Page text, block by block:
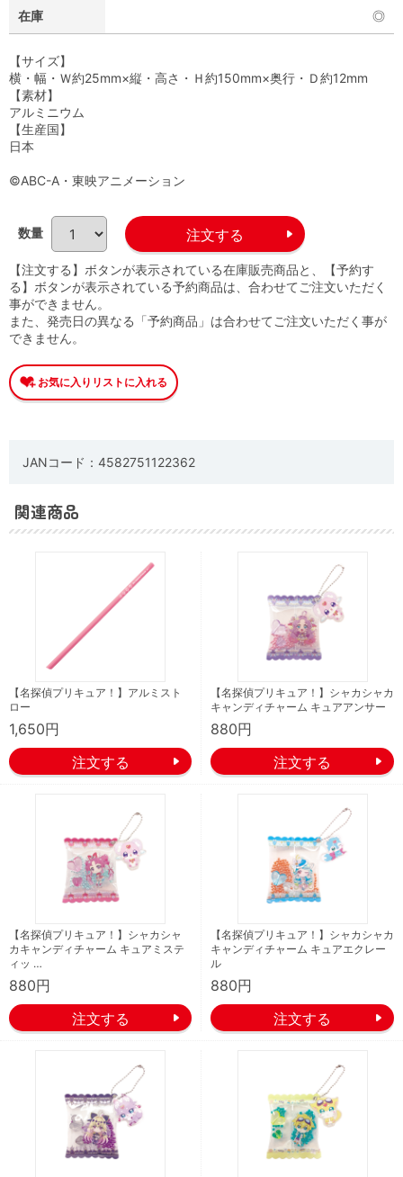
在庫 ◎
【サイズ】
横・幅・Ｗ約25mm×縦・高さ・Ｈ約150mm×奥行・Ｄ約12mm
【素材】
アルミニウム
【生産国】
日本
©ABC-A・東映アニメーション
数量
【注文する】ボタンが表示されている在庫販売商品と、【予約す
る】ボタンが表示されている予約商品は、合わせてご注文いただく
事ができません。
また、発売日の異なる「予約商品」は合わせてご注文いただく事が
できません。
JANコード：4582751122362
関連商品
【名探偵プリキュア！】アルミスト
ロー
1,650円
【名探偵プリキュア！】シャカシャカ
キャンディチャーム キュアアンサー
880円
【名探偵プリキュア！】シャカシャ
カキャンディチャーム キュアミステ
ィッ …
880円
【名探偵プリキュア！】シャカシャカ
キャンディチャーム キュアエクレー
ル
880円